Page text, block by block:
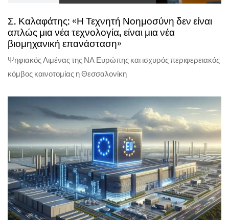
Σ. Καλαφάτης: «Η Τεχνητή Νοημοσύνη δεν είναι
απλώς μια νέα τεχνολογία, είναι μια νέα
βιομηχανική επανάσταση»
Ψηφιακός Λιμένας της ΝΑ Ευρώπης και ισχυρός περιφερειακός
κόμβος καινοτομίας η Θεσσαλονίκη